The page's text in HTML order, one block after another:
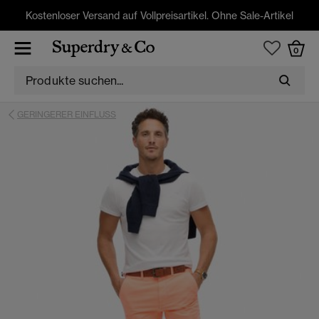
Kostenloser Versand auf Vollpreisartikel. Ohne Sale-Artikel
0
GERINGERER EINFLUSS